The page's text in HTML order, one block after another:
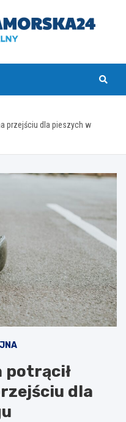
przejściu dla pieszych w
potrącił
dla